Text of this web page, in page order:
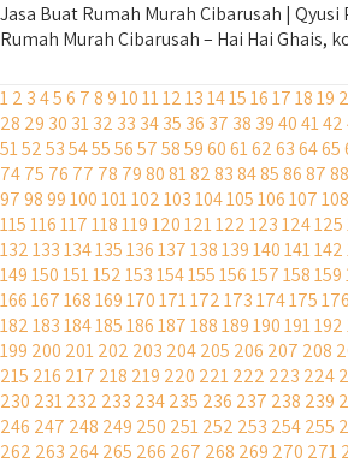
Jasa Buat Rumah Murah Cibarusah | Qyusi
Rumah Murah Cibarusah – Hai Hai Ghais,
12 3456 78910111213141516171819
28 29 30 3132 33 3435 36 37 38 39404142
515253545556575859606162636465
7475 76 77 78 79808182838485868788
979899100101102103104105106107108
115116117118119120121122123124125
132133134135136137138139140141142
149150151152153154155156157158159
166167168169170171172173174175176
182183184185186187188189190191192
199 200 201202 203 204205 206 207 208
215 216 217 218 219 220 221222 223 224
230 231232 233 234235 236 237 238 239
246 247 248 249 250 251252 253 254255
262 263 264265 266 267 268 269 270 271